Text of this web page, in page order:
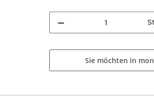
Sie möchten in